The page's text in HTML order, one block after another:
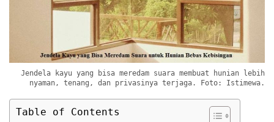
Jendela kayu yang bisa meredam suara membuat hunian lebih
nyaman, tenang, dan privasinya terjaga. Foto: Istimewa.
Table of Contents